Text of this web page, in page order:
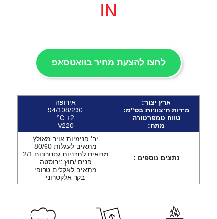
IN
לחצו להצעת מחיר בוואטסאפ
ארץ יצור:
מידות חיצוניות בס"מ:
טווח טמפרטורה
מתח:
אירופה
94/108/236
2+ C°
V220
נתונים נוספים :
יח' פנימיות אויר מאולץ
מתאים לעגלות 80/60
מתאים לתבניות גסטרונום 2/1
פנים /חוץ נירוסטה
מתאים לאקלים טרופי
בקר אלקטרוני